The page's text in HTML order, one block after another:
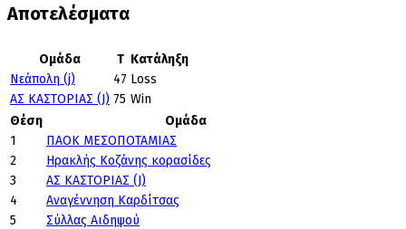
Αποτελέσματα
Ομάδα T Κατάληξη
Νεάπολη (j)
47 Loss
ΑΣ ΚΑΣΤΟΡΙΑΣ (J) 75 Win
Θέση
Ομάδα
1
ΠΑΟΚ ΜΕΣΟΠΟΤΑΜΙΑΣ
2
Ηρακλής Κοζάνης κορασίδες
3
ΑΣ ΚΑΣΤΟΡΙΑΣ (J)
4
Αναγέννηση Καρδίτσας
5
Σύλλας Αιδηψού